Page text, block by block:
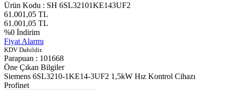
Ürün Kodu : SH 6SL32101KE143UF2
61.001,05 TL
61.001,05 TL
%0 İndirim
Fiyat Alarmı
KDV Dahildir.
Parapuan : 101668
Öne Çıkan Bilgiler
Siemens 6SL3210-1KE14-3UF2 1,5kW Hız Kontrol Cihazı
Profinet